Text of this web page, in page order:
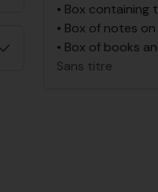
• Box
• Box of notes
• Box of books
Sans titre